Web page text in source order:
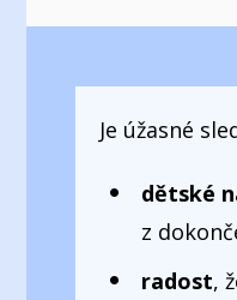
Je úžasné
dětské
z
radost,